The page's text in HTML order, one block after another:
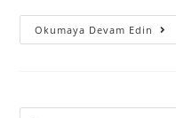
Okumaya Devam Edin